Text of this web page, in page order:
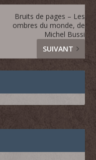
Bruits de pages – Les
ombres du monde, de
Michel Bussi
SUIVANT